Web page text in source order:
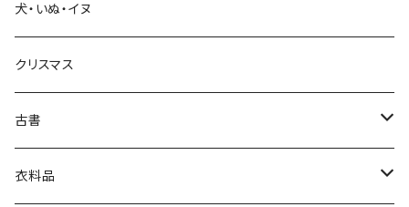
生活・暮らし
芸術・絵画・写真
絵本・児童書
娯楽・エンターテインメント
犬・いぬ・イヌ
クリスマス
古書
古書セット
衣料品